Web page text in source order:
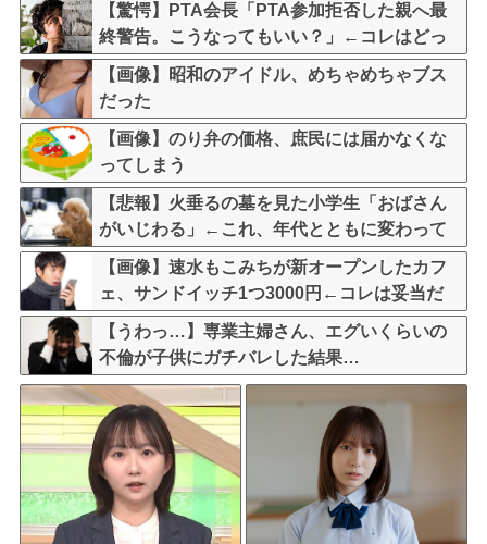
【驚愕】PTA会長「PTA参加拒否した親へ最
終警告。こうなってもいい？」←コレはどっ
ちが悪いのか？大論争が巻き起こってしま
う…
【画像】昭和のアイドル、めちゃめちゃブス
だった
【画像】のり弁の価格、庶民には届かなくな
ってしまう
【悲報】火垂るの墓を見た小学生「おばさん
がいじわる」←これ、年代とともに変わって
いくよな…
【画像】速水もこみちが新オープンしたカフ
ェ、サンドイッチ1つ3000円←コレは妥当だ
と思う？？？？？？
【うわっ…】専業主婦さん、エグいくらいの
不倫が子供にガチバレした結果…